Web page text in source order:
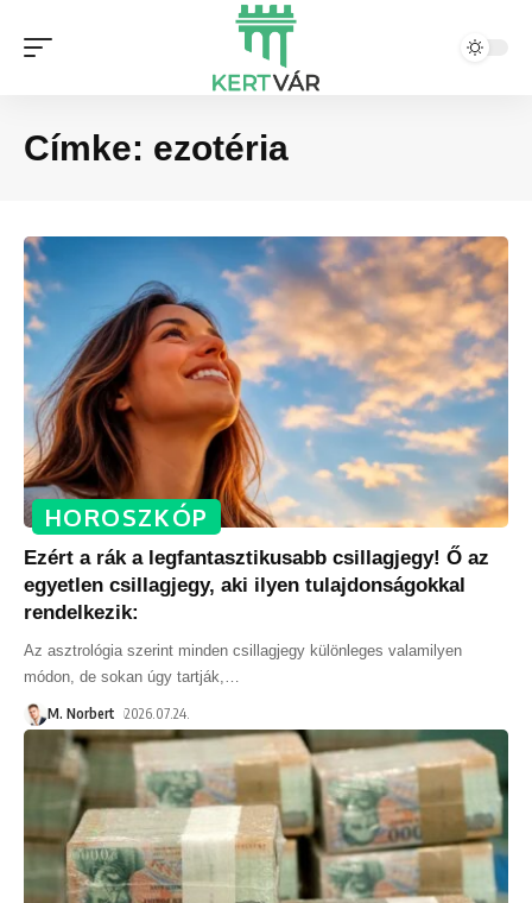
Címke: ezotéria
HOROSZKÓP
Ezért a rák a legfantasztikusabb csillagjegy! Ő az
egyetlen csillagjegy, aki ilyen tulajdonságokkal
rendelkezik:
Az asztrológia szerint minden csillagjegy különleges valamilyen
módon, de sokan úgy tartják,
M. Norbert 2026.07.24.